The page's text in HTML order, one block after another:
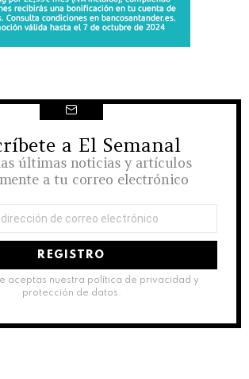
a El Semanal
últimas noticias y artículos
a tu correo electrónico
aceptas nuestra política de privacidad y
protección de datos.